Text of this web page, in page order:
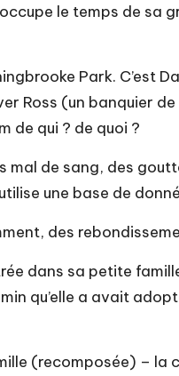
le temps de sa
Park. C’est
Ross (un banquier
de qui ? de quoi ?
de sang, des
une base de
des
dans sa petite
qu’elle a avait
(recomposée) – la